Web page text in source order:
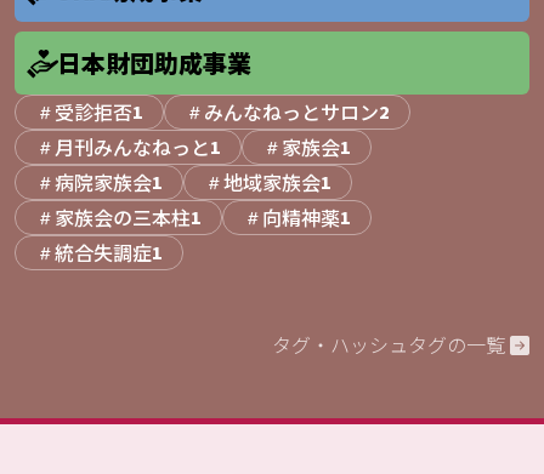
日本財団助成事業
受診拒否1 みんなねっとサロン2
月刊みんなねっと1 家族会1
病院家族会1 地域家族会1
家族会の三本柱1 向精神薬1
統合失調症1
タグ・ハッシュタグの一覧